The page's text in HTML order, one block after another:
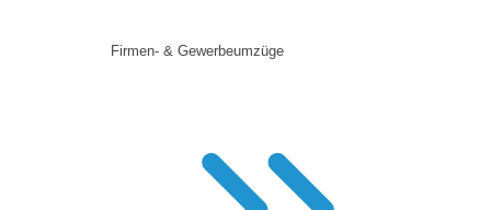
Firmen- & Gewerbeumzüge